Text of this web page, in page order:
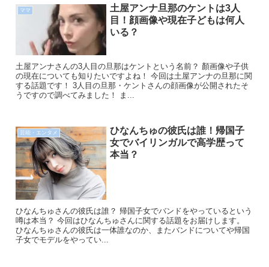
ママ
土屋アンナ旦那のケントは3人
目！顔画像や現在子どもは何人
いる？
土屋アンナさんの3人目の旦那はケントという名前？ 顏画像や子供
の現在についても知りたいですよね！ 今回は土屋アンナの旦那に関
する話題です！ 3人目の旦那・ケントさんの顔画像が公開されたそ
うですので調べてみました！ ま...
芸能・エンタメ
ひなんちゅの彼氏は誰！帰国子
女でバイリンガルで高学歴って
本当？
ひなんちゅさんの彼氏は誰？ 帰国子女でバンドをやっているという
噂は本当？ 今回はひなんちゅさんに関する話題をお届けします。
ひなんちゅさんの彼氏は一体誰なのか、またバンドについてや帰国
子女でモデルをやってい...